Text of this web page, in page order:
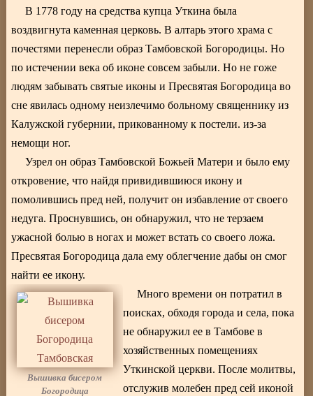
В 1778 году на средства купца Уткина была
воздвигнута каменная церковь. В алтарь этого храма с
почестями перенесли образ Тамбовской Богородицы. Но
по истечении века об иконе совсем забыли. Но не гоже
людям забывать святые иконы и Пресвятая Богородица во
сне явилась одному неизлечимо больному священнику из
Калужской губернии, прикованному к постели. из-за
немощи ног.
Узрел он образ Тамбовской Божьей Матери и было ему
откровение, что найдя привидившиюся икону и
помолившись пред ней, получит он избавление от своего
недуга. Проснувшись, он обнаружил, что не терзаем
ужасной болью в ногах и может встать со своего ложа.
Пресвятая Богородица дала ему облегчение дабы он смог
найти ее икону.
Вышивка бисером
Богородица
Много времени он потратил в
поисках, обходя города и села, пока
не обнаружил ее в Тамбове в
хозяйственных помещениях
Уткинской церкви. После молитвы,
отслужив молебен пред сей иконой